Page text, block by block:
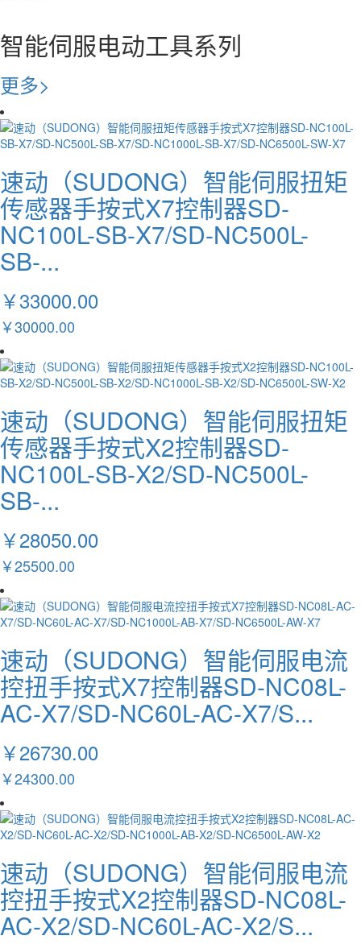
智能伺服电动工具系列
更多>
速动（SUDONG）智能伺服扭矩
传感器手按式X7控制器SD-
NC100L-SB-X7/SD-NC500L-
SB-...
￥33000.00
￥30000.00
速动（SUDONG）智能伺服扭矩
传感器手按式X2控制器SD-
NC100L-SB-X2/SD-NC500L-
SB-...
￥28050.00
￥25500.00
速动（SUDONG）智能伺服电流
控扭手按式X7控制器SD-NC08L-
AC-X7/SD-NC60L-AC-X7/S...
￥26730.00
￥24300.00
速动（SUDONG）智能伺服电流
控扭手按式X2控制器SD-NC08L-
AC-X2/SD-NC60L-AC-X2/S...